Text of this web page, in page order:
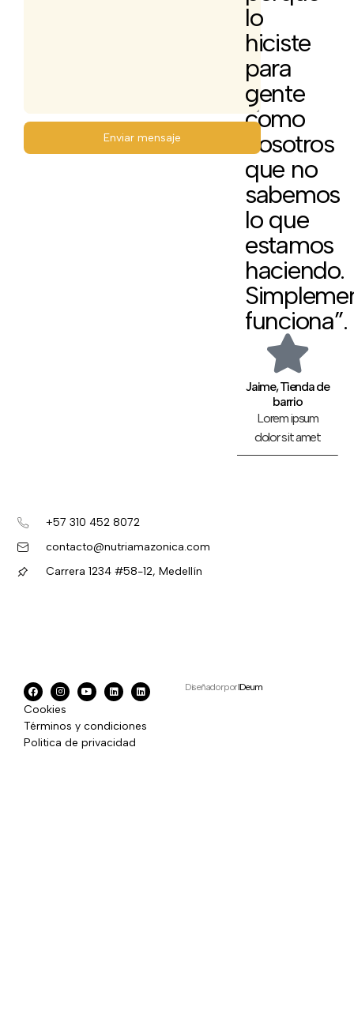
Enviar mensaje
lo
hiciste
para
gente
como
nosotros
que no
sabemos
lo que
estamos
haciendo.
funciona”.
Jaime, Tienda de
barrio
Lorem ipsum
dolor sit amet
+57 310 452 8072
contacto@nutriamazonica.com
Carrera 1234 #58-12, Medellín
Cookies
Términos y condiciones
Politica de privacidad
Diseñador porIDeum